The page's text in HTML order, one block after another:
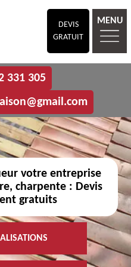
DEVIS
GRATUIT
MENU
331 305
votre entreprise
charpente : Devis
gratuits